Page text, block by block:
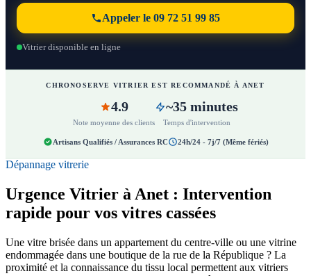
Appeler le 09 72 51 99 85
Vitrier disponible en ligne
CHRONOSERVE VITRIER EST RECOMMANDÉ À ANET
4.9
Note moyenne des clients
~35 minutes
Temps d'intervention
Artisans Qualifiés / Assurances RC 24h/24 - 7j/7 (Même fériés)
Dépannage vitrerie
Urgence Vitrier à Anet : Intervention
rapide pour vos vitres cassées
Une vitre brisée dans un appartement du centre-ville ou une vitrine
endommagée dans une boutique de la rue de la République ? La
proximité et la connaissance du tissu local permettent aux vitriers